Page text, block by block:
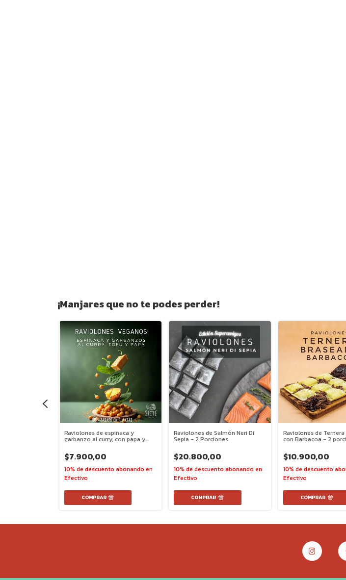
¡Manjares que no te podes perder!
Raviolones de espinaca y
garbanzo al curry, con papa y
veganos
$7.900,00
Raviolones de Salmón Neri Di
Sepia - 2 Porciones
$20.800,00
Raviolones de
con Barbacoa - 2
$10.900,00